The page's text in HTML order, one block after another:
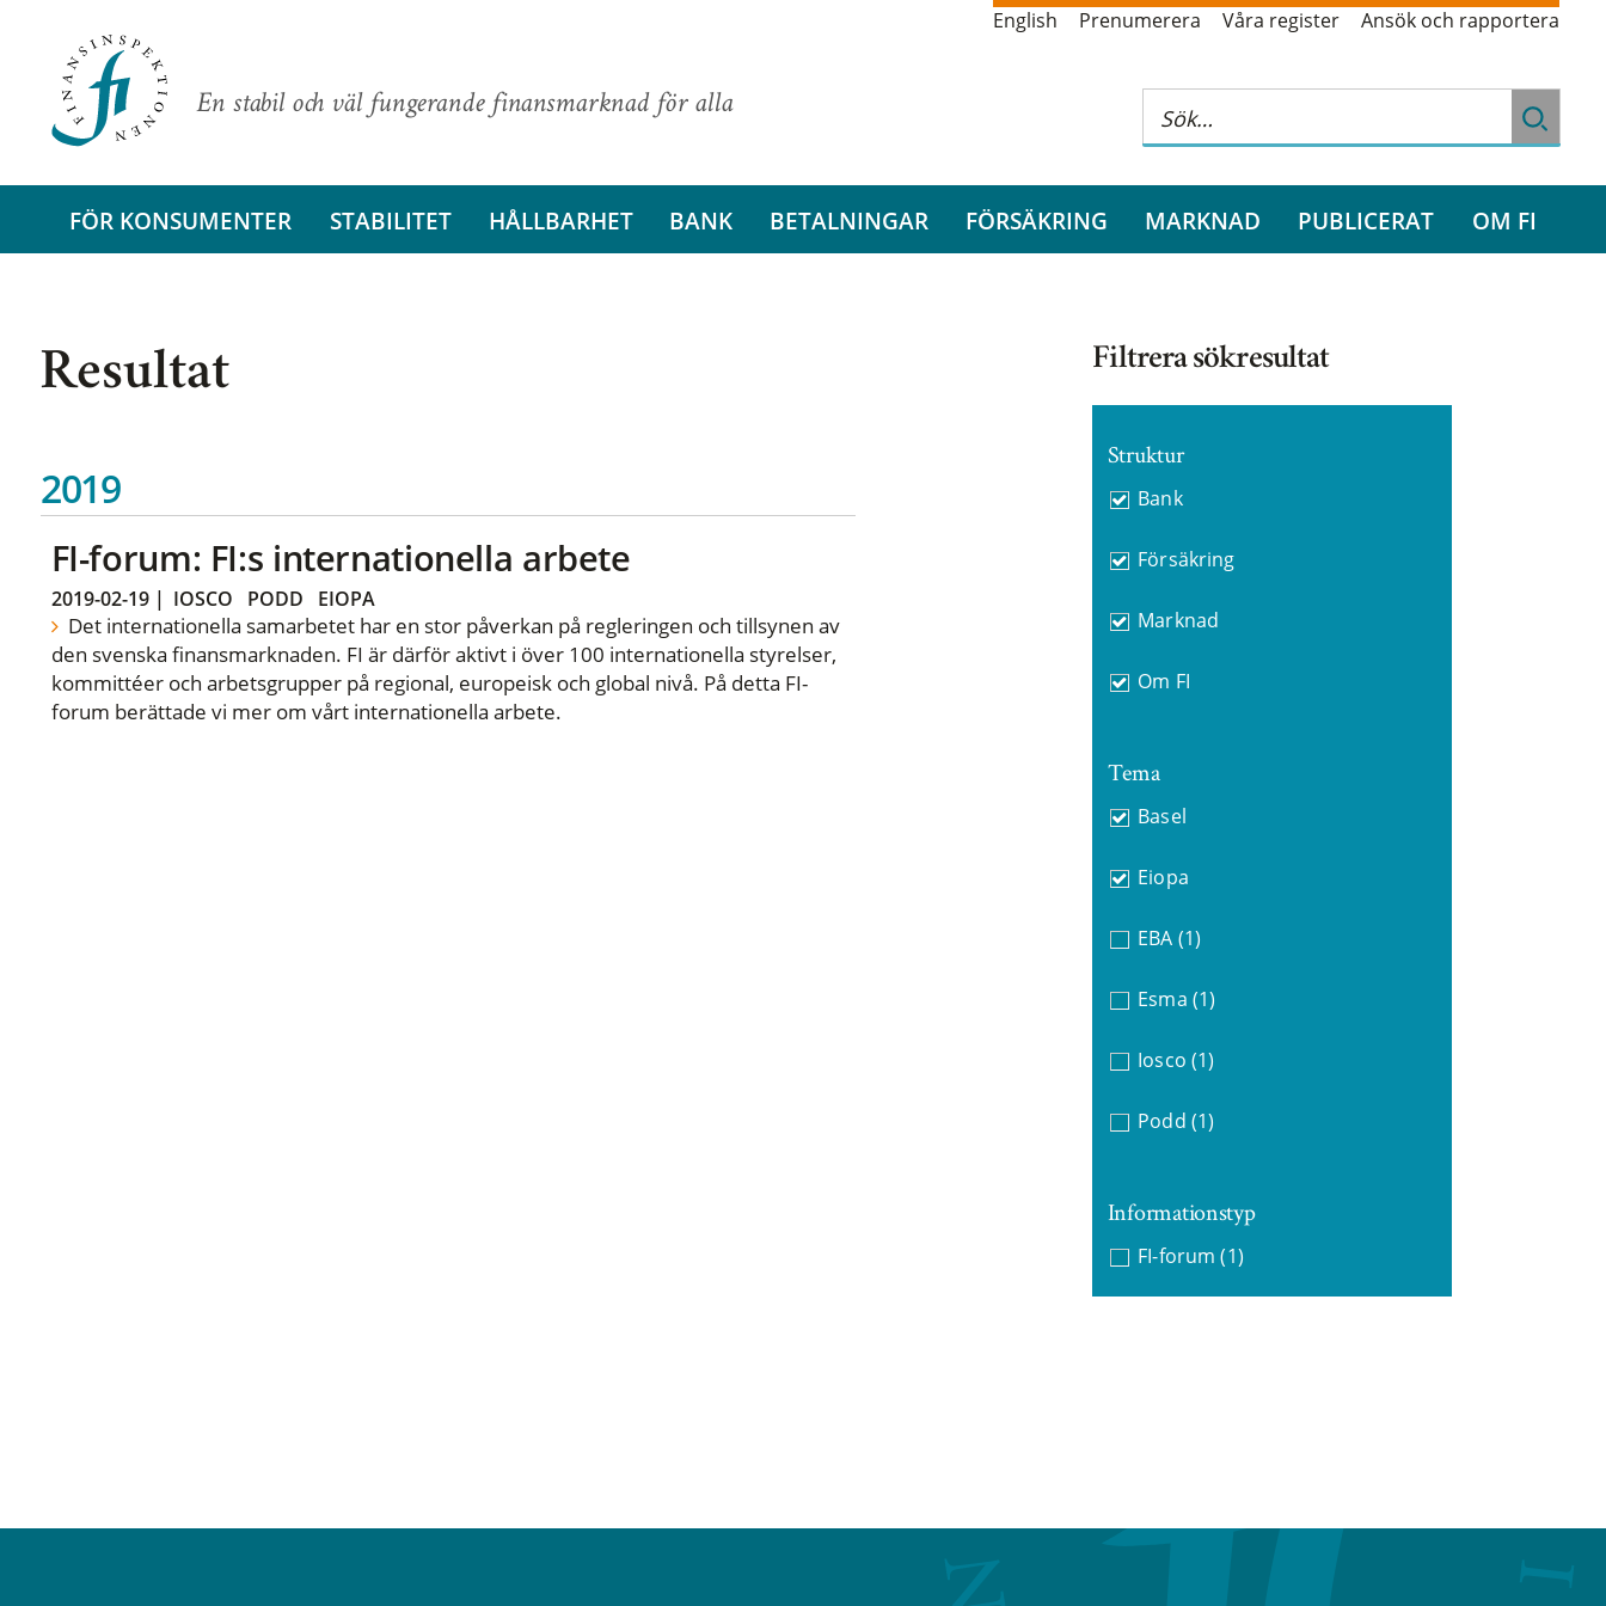
En stabil och väl fungerande finansmarknad för alla
English Prenumerera Våra register Ansök och rapportera
FÖR KONSUMENTER STABILITET HÅLLBARHET BANK BETALNINGAR FÖRSÄKRING MARKNAD PUBLICERAT OM FI
Resultat
2019
FI-forum: FI:s internationella arbete
2019-02-19| IOSCO PODD EIOPA
Det internationella samarbetet har en stor påverkan på regleringen och tillsynen av
den svenska finansmarknaden. FI är därför aktivt i över 100 internationella styrelser,
kommittéer och arbetsgrupper på regional, europeisk och global nivå. På detta FI-
forum berättade vi mer om vårt internationella arbete.
Filtrera sökresultat
Struktur
Bank
Försäkring
Marknad
Om FI
Tema
Basel
Eiopa
EBA (1)
Esma (1)
Iosco (1)
Podd (1)
Informationstyp
FI-forum (1)